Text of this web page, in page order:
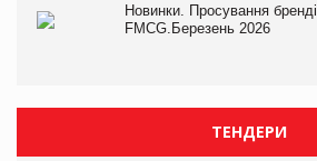
Новинки. Просування
FMCG.Березень 2026
ТЕНДЕРИ